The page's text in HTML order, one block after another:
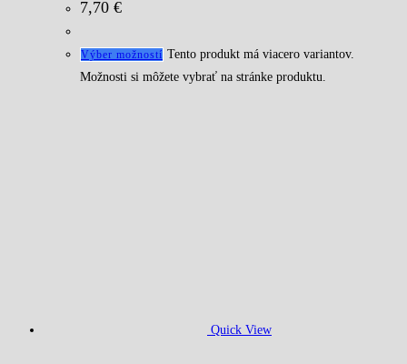
7,70 €
Výber možností Tento produkt má viacero variantov.
Možnosti si môžete vybrať na stránke produktu.
Quick View